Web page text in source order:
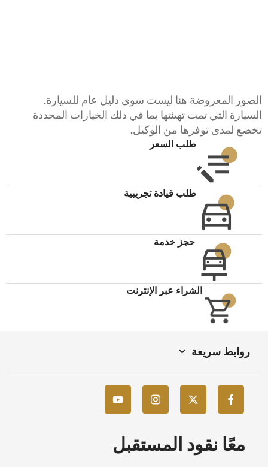
الصور المعروضة هنا ليست سوى دليل عام للسيارة.
السيارة التي تمت تهيئتها بما في ذلك الخيارات المحددة
تخضع لمدى توفرها من الوكيل.
طلب السعر
طلب قيادة تجريبية
حجز خدمة
الشراء عبر الإنترنت
روابط سريعة
معًا نقود المستقبل